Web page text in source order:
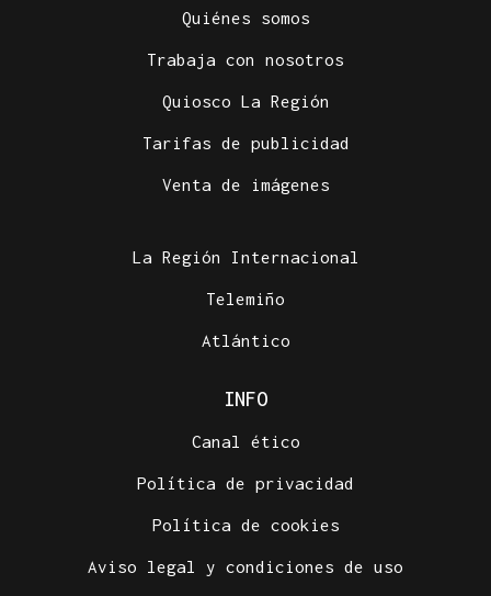
Quiénes somos
Trabaja con nosotros
Quiosco La Región
Tarifas de publicidad
Venta de imágenes
La Región Internacional
Telemiño
Atlántico
INFO
Canal ético
Política de privacidad
Política de cookies
Aviso legal y condiciones de uso